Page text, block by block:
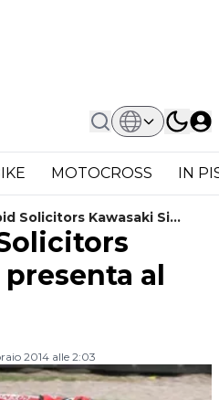
MOTOCROSS IN
Solicitors Kawasaki Si
Al MCN Show
al
2014 alle 2:03